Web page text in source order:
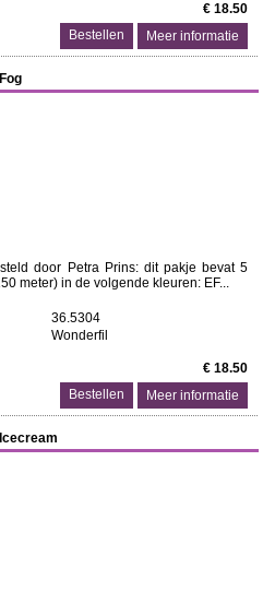
€ 18.50
Meer informatie
door Petra Prins: dit pakje bevat 5
meter) in de volgende kleuren: EF...
36.5304
Wonderfil
€ 18.50
Meer informatie